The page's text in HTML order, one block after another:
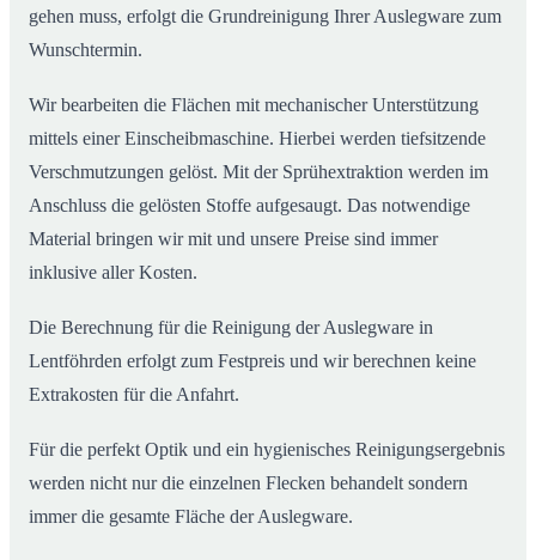
gehen muss, erfolgt die Grundreinigung Ihrer Auslegware zum
Wunschtermin.
Wir bearbeiten die Flächen mit mechanischer Unterstützung
mittels einer Einscheibmaschine. Hierbei werden tiefsitzende
Verschmutzungen gelöst. Mit der Sprühextraktion werden im
Anschluss die gelösten Stoffe aufgesaugt. Das notwendige
Material bringen wir mit und unsere Preise sind immer
inklusive aller Kosten.
Die Berechnung für die Reinigung der Auslegware in
Lentföhrden erfolgt zum Festpreis und wir berechnen keine
Extrakosten für die Anfahrt.
Für die perfekt Optik und ein hygienisches Reinigungsergebnis
werden nicht nur die einzelnen Flecken behandelt sondern
immer die gesamte Fläche der Auslegware.